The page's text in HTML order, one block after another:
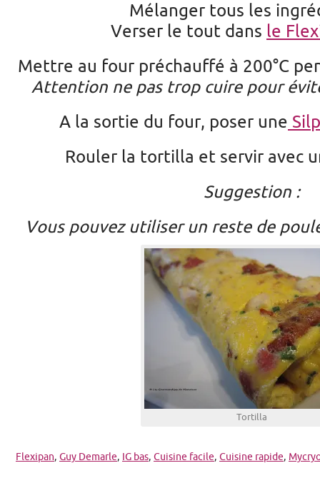
Mélanger tous les
Verser le tout dans le
Mettre au four préchauffé à 200°C
Attention ne pas trop cuire pour
A la sortie du four, poser une
Rouler la tortilla et servir avec
Suggestion :
Vous pouvez utiliser un reste de
Tortilla
Flexipan, Guy Demarle, IG bas, Cuisine facile, Cuisine rapide,